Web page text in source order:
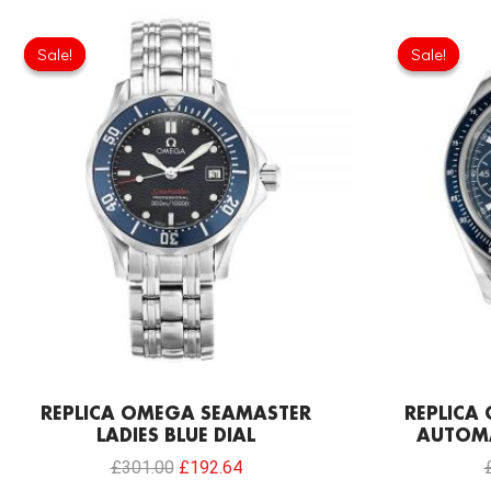
Sale!
Sale!
REPLICA OMEGA SEAMASTER
LADIES BLUE DIAL
£301.00
Original
price
was:
£301.00.
£192.64
Sale!
Sale!
REPLICA